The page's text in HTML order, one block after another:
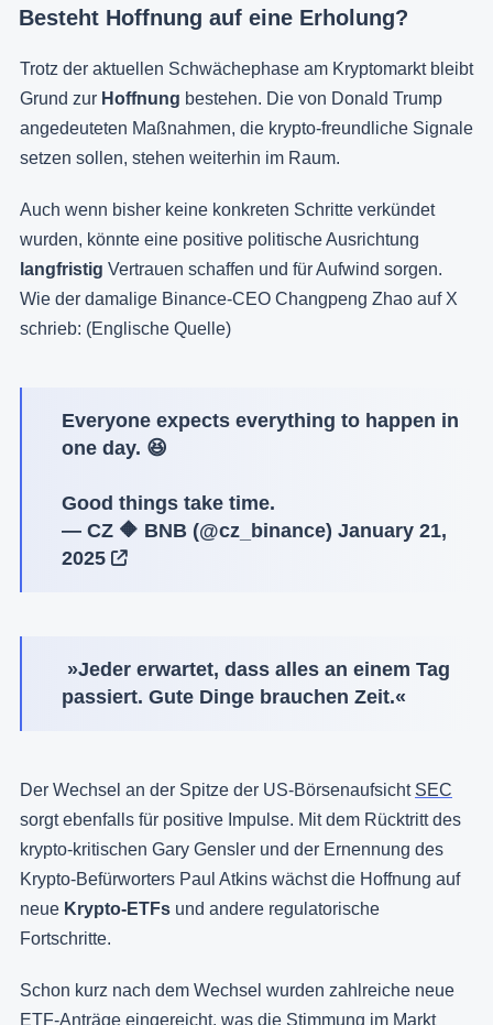
Besteht Hoffnung auf eine Erholung?
Trotz der aktuellen Schwächephase am Kryptomarkt bleibt
Grund zur Hoffnung bestehen. Die von Donald Trump
angedeuteten Maßnahmen, die krypto-freundliche Signale
setzen sollen, stehen weiterhin im Raum.
Auch wenn bisher keine konkreten Schritte verkündet
wurden, könnte eine positive politische Ausrichtung
langfristig Vertrauen schaffen und für Aufwind sorgen.
Wie der damalige Binance-CEO Changpeng Zhao auf X
schrieb: (Englische Quelle)
Everyone expects everything to happen in
one day. 😆
Good things take time.
— CZ 🔶 BNB (@cz_binance) January 21,
2025
»Jeder erwartet, dass alles an einem Tag
passiert. Gute Dinge brauchen Zeit.«
Der Wechsel an der Spitze der US-Börsenaufsicht SEC
sorgt ebenfalls für positive Impulse. Mit dem Rücktritt des
krypto-kritischen Gary Gensler und der Ernennung des
Krypto-Befürworters Paul Atkins wächst die Hoffnung auf
neue Krypto-ETFs und andere regulatorische
Fortschritte.
Schon kurz nach dem Wechsel wurden zahlreiche neue
ETF-Anträge eingereicht, was die Stimmung im Markt